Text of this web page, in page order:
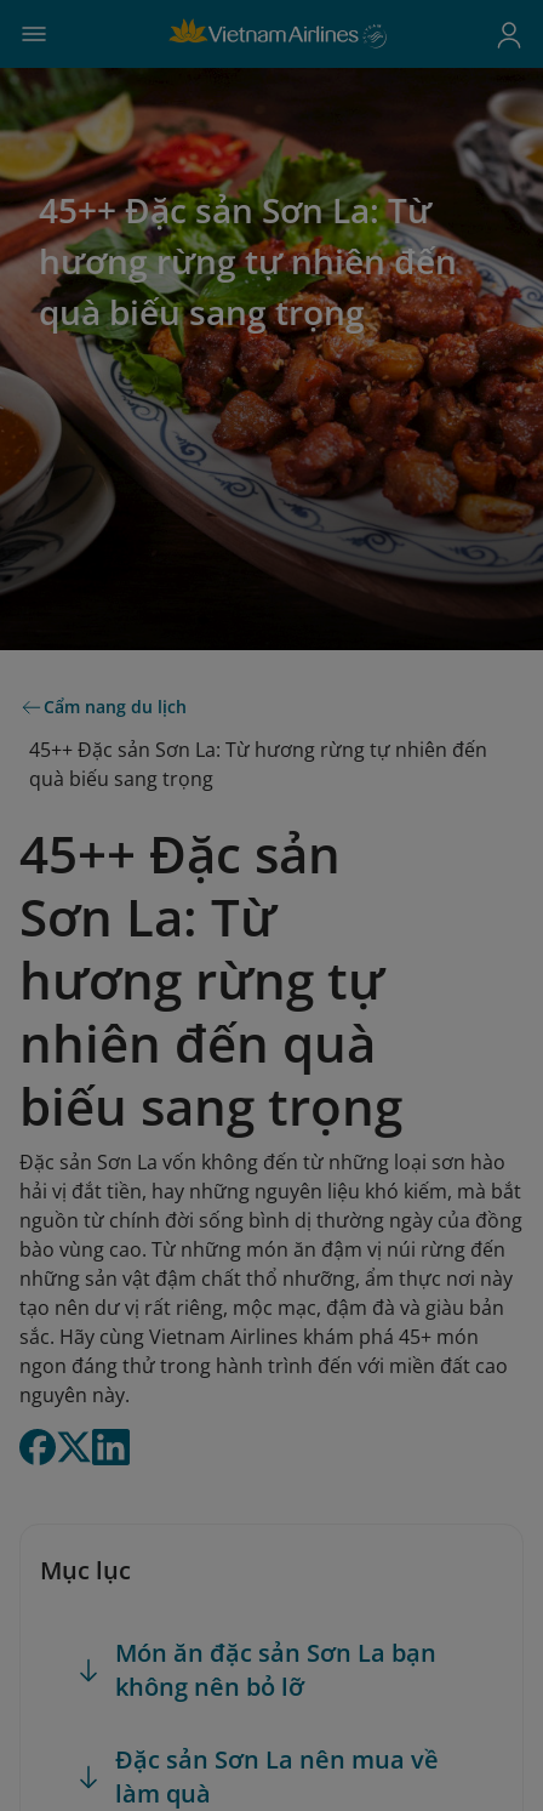
45++ Đặc sản Sơn La: Từ
hương rừng tự nhiên đến
quà biếu sang trọng
Cẩm nang du lịch
45++ Đặc sản Sơn La: Từ hương rừng tự nhiên đến
quà biếu sang trọng
45++ Đặc sản
Sơn La: Từ
hương rừng tự
nhiên đến quà
biếu sang trọng
Đặc sản Sơn La vốn không đến từ những loại sơn hào
hải vị đắt tiền, hay những nguyên liệu khó kiếm, mà bắt
nguồn từ chính đời sống bình dị thường ngày của đồng
bào vùng cao. Từ những món ăn đậm vị núi rừng đến
những sản vật đậm chất thổ nhưỡng, ẩm thực nơi này
tạo nên dư vị rất riêng, mộc mạc, đậm đà và giàu bản
sắc. Hãy cùng Vietnam Airlines khám phá 45+ món
ngon đáng thử trong hành trình đến với miền đất cao
nguyên này.
Mục lục
Món ăn đặc sản Sơn La bạn
không nên bỏ lỡ
Đặc sản Sơn La nên mua về
làm quà